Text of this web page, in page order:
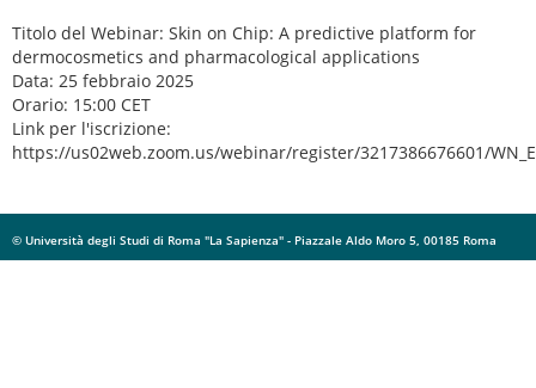
Titolo del Webinar: Skin on Chip: A predictive platform for
dermocosmetics and pharmacological applications
Data: 25 febbraio 2025
Orario: 15:00 CET
Link per l'iscrizione:
https://us02web.zoom.us/webinar/register/3217386676601/
© Università degli Studi di Roma "La Sapienza" - Piazzale Aldo Moro 5, 00185 Roma